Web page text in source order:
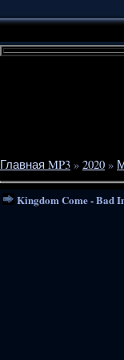
Главная MP3 » 2020 »
Kingdom Come - Bad